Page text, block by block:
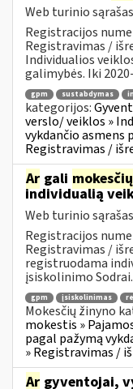
Web turinio sąrašas
Registracijos
Registravimas /
Individualios
galimybės. Iki
gpm sustabdymas
kategorijos:
verslo/ veiklos »
vykdančio asmens
Registravimas /
Ar gali mokesčių
individualią
Web turinio sąrašas
Registracijos
Registravimas /
registruodama
įsiskolinimo
gpm įsiskolinimas
Mokesčių žinyno
mokestis »
pagal pažymą
» Registravimas /
Ar gyventojai,